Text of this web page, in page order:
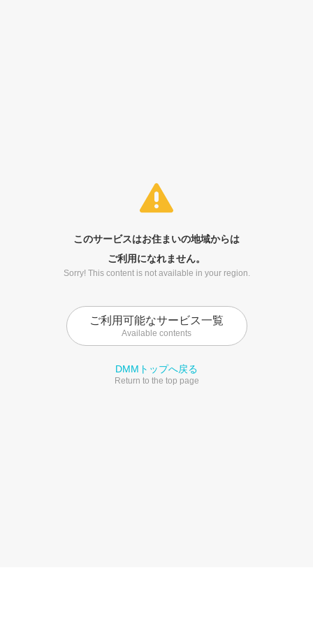
このサービスはお住まいの地域からは
ご利用になれません。
Sorry! This content is not available in your region.
ご利用可能なサービス一覧
Available contents
DMMトップへ戻る
Return to the top page